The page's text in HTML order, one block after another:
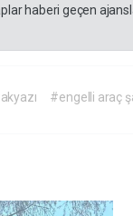
haberi geçen
#engelli araç